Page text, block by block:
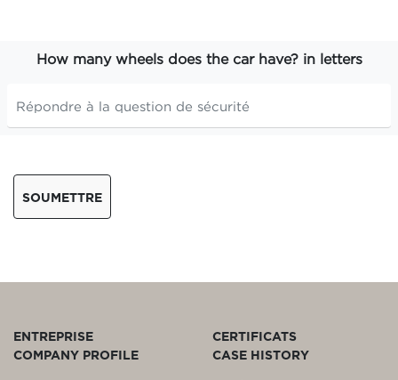
How many wheels does the car have? in letters
SOUMETTRE
ENTREPRISE
COMPANY PROFILE
CERTIFICATS
CASE HISTORY